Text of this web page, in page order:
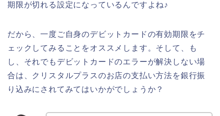
期限が切れる設定になっているんですよね♪
だから、一度ご自身のデビットカードの有効期限をチ
ェックしてみることをオススメします。そして、も
し、それでもデビットカードのエラーが解決しない場
合は、クリスタルプラスのお店の支払い方法を銀行振
り込みにされてみてはいかがでしょうか？